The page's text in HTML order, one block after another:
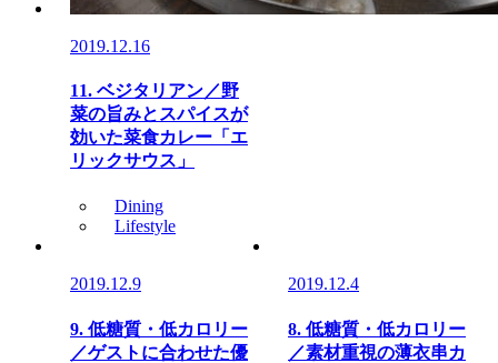
2019.12.16
11. ベジタリアン／野
菜の旨みとスパイスが
効いた菜食カレー「エ
リックサウス」
Dining
Lifestyle
2019.12.9
9. 低糖質・低カロリー
／ゲストに合わせた優
2019.12.4
8. 低糖質・低カロリー
／素材重視の薄衣串カ